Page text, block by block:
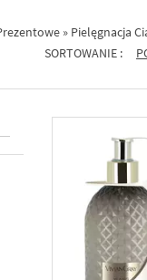
» Pielęgnacja
SORTOWANIE :